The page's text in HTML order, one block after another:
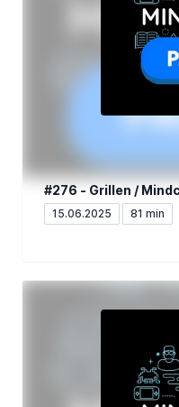
#276 - Grillen /
15.06.2025 81 min